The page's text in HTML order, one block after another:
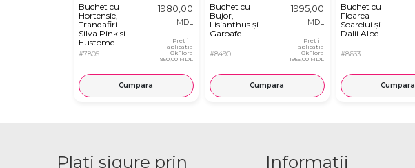
Buchet cu
Hortensie,
Trandafiri
Silva Pink si
Eustome
#7805
1980,00
MDL
Pret in
aplicatia
OkFlora
1950,00 MDL
Cumpara
Buchet cu
Bujor,
Lisianthus și
Garoafe
#8490
1995,00
MDL
Pret in
aplicatia
OkFlora
1955,00 MDL
Cumpara
Buchet cu
Floarea-
Soarelui și
Dalii Albe
#8633
Cumpara
Plati sigure prin Informatii